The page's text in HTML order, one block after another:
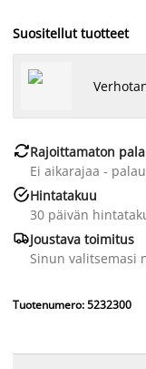
Suositellut tuotteet
Rajoittamaton
Ei aikarajaa -
Hintatakuu
30 päivän
Joustava toimitus
Sinun valitsemasi
Tuotenumero: 5232300